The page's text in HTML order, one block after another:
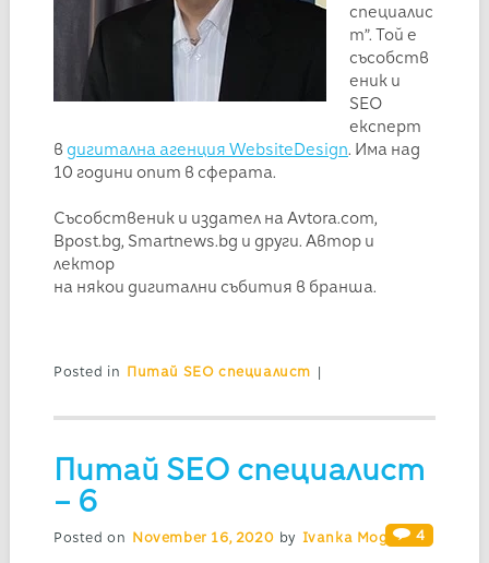
специалис
т”. Той е
съсобств
еник и
SEO
експерт
в дигитална агенция WebsiteDesign. Има над
10 години опит в сферата.
Съсобственик и издател на Avtora.com,
Bpost.bg, Smartnews.bg и други. Автор и
лектор
на някои дигитални събития в бранша.
Posted in Питай SEO специалист |
Питай SEO специалист
– 6
Posted on November 16, 2020 by Ivanka Mogilska4